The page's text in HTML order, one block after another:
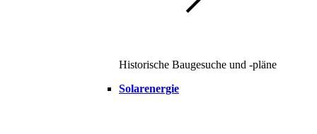
Historische Baugesuche und -pläne
Solarenergie